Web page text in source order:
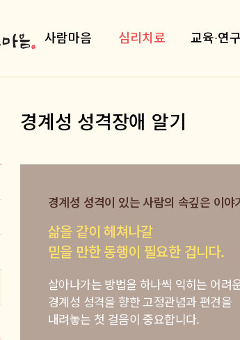
사람마음 심리치료 교육∙연구
경계성 성격장애 알기
경계성 성격이 있는 사람의 속깊은 이야
삶을 같이 헤쳐나갈
믿을 만한 동행이 필요한 겁니다.
살아나가는 방법을 하나씩 익히는 어려
경계성 성격을 향한 고정관념과 편견을
내려놓는 첫 걸음이 중요합니다.